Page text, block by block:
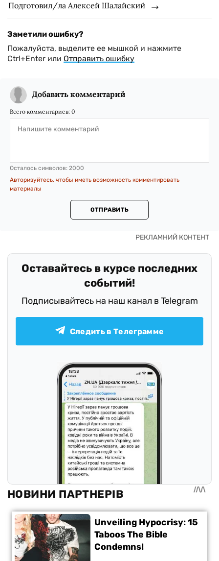
Подготовил/ла Алексей Шалайский
Заметили ошибку?
Пожалуйста, выделите ее мышкой и нажмите
Ctrl+Enter или Отправить ошибку
Добавить комментарий
Всего комментариев: 0
Осталось символов: 2000
Авторизуйтесь, чтобы иметь возможность комментировать
материалы
ОТПРАВИТЬ
Оставайтесь в курсе последних
событий!
Подписывайтесь на наш канал в Telegram
Следить в Телеграмме